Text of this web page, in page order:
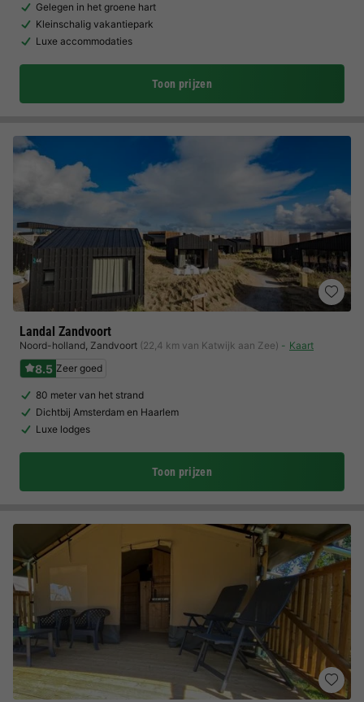
Gelegen in het groene hart
Kleinschalig vakantiepark
Luxe accommodaties
Toon prijzen
Landal Zandvoort
Noord-holland, Zandvoort (22,4 km van Katwijk aan Zee) Kaart
8.5 Zeer goed
80 meter van het strand
Dichtbij Amsterdam en Haarlem
Luxe lodges
Toon prijzen